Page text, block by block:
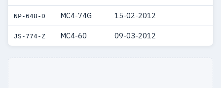
NP-648-D MC4-74G 15-02-2012
JS-774-Z MC4-60 09-03-2012